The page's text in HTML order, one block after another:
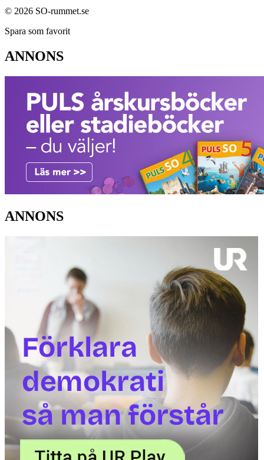
© 2026 SO-rummet.se
Spara som favorit
ANNONS
ANNONS